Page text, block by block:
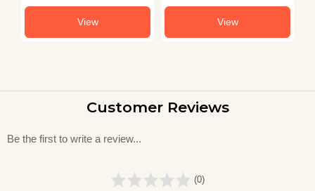
View View
Customer Reviews
Be the first to write a review...
(0)